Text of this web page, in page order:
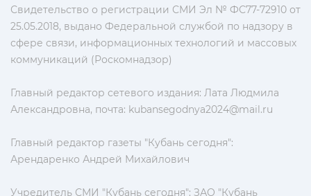
Свидетельство о регистрации СМИ Эл № ФС77-72910 от
25.05.2018, выдано Федеральной службой по надзору в
сфере связи, информационных технологий и массовых
коммуникаций (Роскомнадзор)
Главный редактор сетевого издания: Лата Людмила
Александровна, почта: kubansegodnya2024@mail.ru
Главный редактор газеты "Кубань сегодня":
Арендаренко Андрей Михайлович
Учредитель СМИ "Кубань сегодня": ЗАО "Кубань